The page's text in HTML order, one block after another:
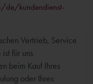
de/kundendienst-
Vertrieb, Service
für uns
beim Kauf Ihres
oder Ihres